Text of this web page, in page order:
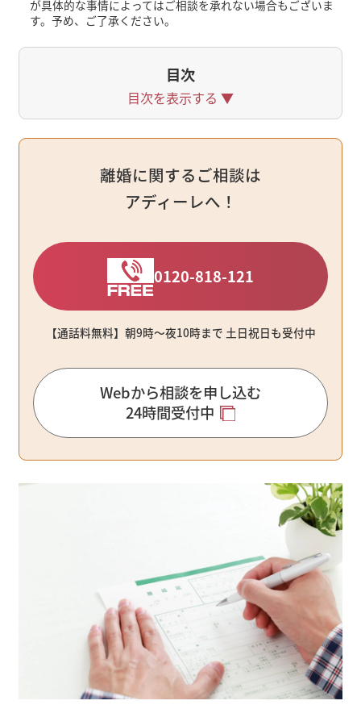
が具体的な事情によってはご相談を承れない場合もございま
す。予め、ご了承ください。
目次
目次を表示する ▼
離婚に関するご相談は
アディーレへ！
0120-818-121
【通話料無料】朝9時〜夜10時まで ⼟⽇祝⽇も受付中
Webから相談を申し込む
24時間受付中